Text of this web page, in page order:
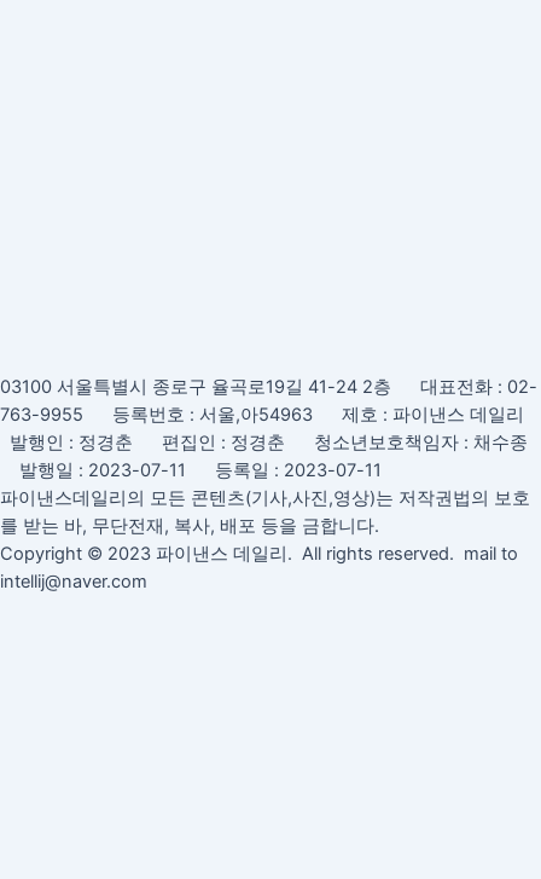
03100 서울특별시 종로구 율곡로19길 41-24 2층 대표전화 : 02-
763-9955 등록번호 : 서울,아54963 제호 : 파이낸스 데일리
발행인 : 정경춘 편집인 : 정경춘 청소년보호책임자 : 채수종
발행일 : 2023-07-11 등록일 : 2023-07-11
파이낸스데일리의 모든 콘텐츠(기사,사진,영상)는 저작권법의 보호
를 받는 바, 무단전재, 복사, 배포 등을 금합니다.
Copyright © 2023 파이낸스 데일리. All rights reserved. mail to
intellij@naver.com